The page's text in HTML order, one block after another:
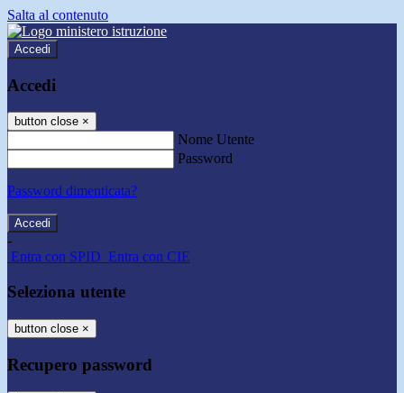
Salta al contenuto
Accedi
Accedi
button close ×
Nome Utente
Password
Password dimenticata?
-
Entra con SPID Entra con CIE
Seleziona utente
button close ×
Recupero password